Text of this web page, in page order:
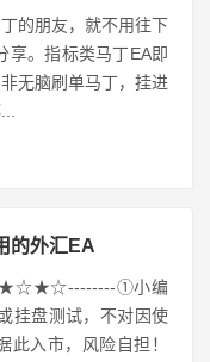
的朋友，就不用往下
享。指标类马丁EA即
无脑刷单马丁，挂进
的外汇EA
☆★☆★☆--------①小编
挂盘测试，不对因使
入市，风险自担！